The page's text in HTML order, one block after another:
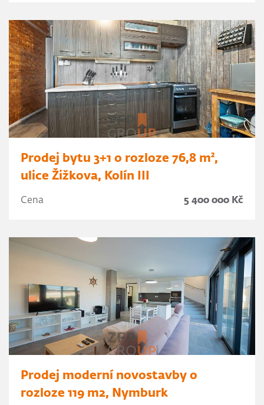
Prodej bytu 3+1 o rozloze 76,8 m²,
ulice Žižkova, Kolín III
Cena 5 400 000 Kč
Prodej moderní novostavby o
rozloze 119 m2, Nymburk